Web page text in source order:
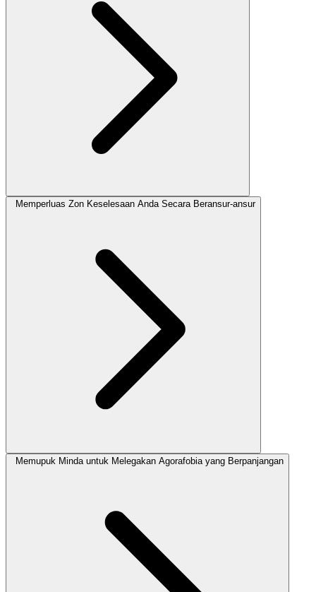
Memperluas Zon Keselesaan Anda Secara Beransur-ansur
Memupuk Minda untuk Melegakan Agorafobia yang Berpanjangan